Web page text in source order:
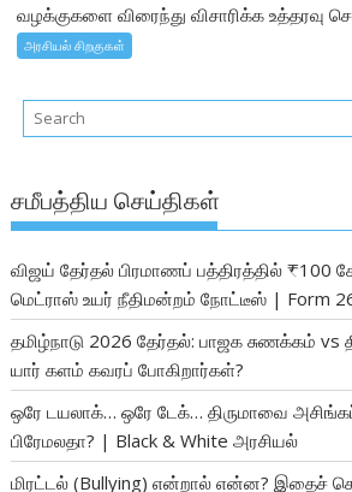
வழக்குகளை விரைந்து விசாரிக்க உத்தரவு
அரசியல் சிறகுகள்
சமீபத்திய செய்திகள்
விஜய் தேர்தல் பிரமாணப் பத்திரத்தில் ₹100
மெட்ராஸ் உயர் நீதிமன்றம் நோட்டீஸ் | Form
தமிழ்நாடு 2026 தேர்தல்: பாஜக சுணக்கம் vs
யார் களம் கவரப் போகிறார்கள்?
ஒரே டயலாக்… ஒரே டேக்… திருமாவை
பிரேமலதா? | Black & White அரசியல்
மிரட்டல் (Bullying) என்றால் என்ன? இதைச்